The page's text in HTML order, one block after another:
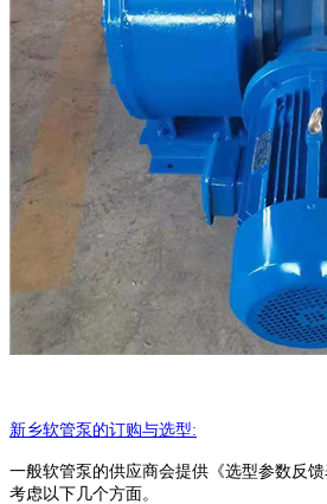
新乡软管泵 的订购与选型:
一般软管泵 的供应商会提供《选型参数反
考虑以下几个方面。